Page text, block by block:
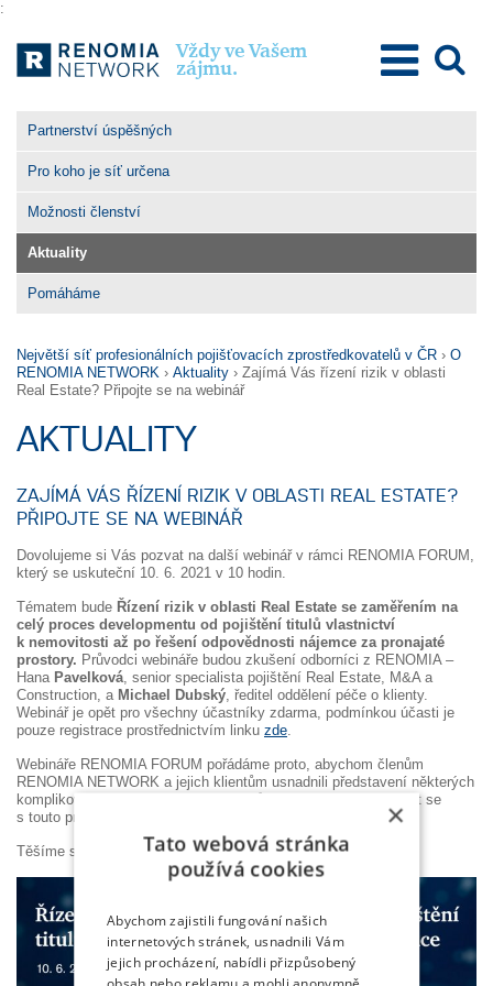
:
Vždy ve Vašem
zájmu.
Partnerství úspěšných
Pro koho je síť určena
Možnosti členství
Aktuality
Pomáháme
Největší síť profesionálních pojišťovacích zprostředkovatelů v ČR › O
RENOMIA NETWORK › Aktuality › Zajímá Vás řízení rizik v oblasti
Real Estate? Připojte se na webinář
AKTUALITY
ZAJÍMÁ VÁS ŘÍZENÍ RIZIK V OBLASTI REAL ESTATE?
PŘIPOJTE SE NA WEBINÁŘ
Dovolujeme si Vás pozvat na další webinář v rámci RENOMIA FORUM,
který se uskuteční 10. 6. 2021 v 10 hodin.
Tématem bude Řízení rizik v oblasti Real Estate se zaměřením na
celý proces developmentu od pojištění titulů vlastnictví
k nemovitosti až po řešení odpovědnosti nájemce za pronajaté
prostory. Průvodci webináře budou zkušení odborníci z RENOMIA –
HanaPavelková, senior specialista pojištění Real Estate, M&A a
Construction, a Michael Dubský, ředitel oddělení péče o klienty.
Webinář je opět pro všechny účastníky zdarma, podmínkou účasti je
pouze registrace prostřednictvím linku zde.
Webináře RENOMIA FORUM pořádáme proto, abychom členům
RENOMIA NETWORK a jejich klientům usnadnili představení některých
komplikovanějších pojistných produktů a vytvořili tak příležitost se
s touto problematikou detailněji seznámit.
Těšíme se na Vás ve čtvrtek 10. 6. od 10 hod.
×
Tato webová stránka
používá cookies
Abychom zajistili fungování našich
internetových stránek, usnadnili Vám
jejich procházení, nabídli přizpůsobený
obsah nebo reklamu a mohli anonymně